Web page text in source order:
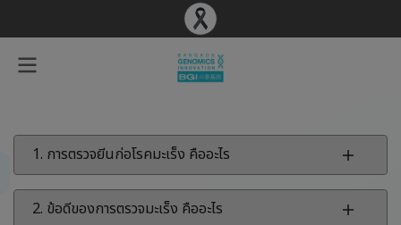
1. การตรวจยีนก่อโรคมะเร็ง คืออะไร
2. ข้อดีของการตรวจมะเร็ง คืออะไร